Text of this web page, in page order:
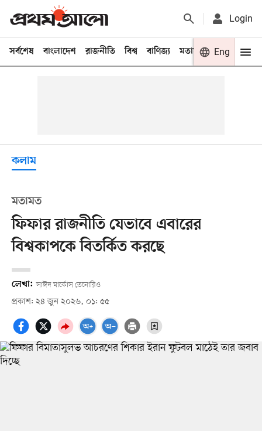
Login
সর্বশেষ বাংলাদেশ রাজনীতি বিশ্ব বাণিজ্য মতামত খেলা
Eng
কলাম
মতামত
ফিফার রাজনীতি যেভাবে এবারের
বিশ্বকাপকে বিতর্কিত করছে
লেখা: সাঈদ মার্কোস তেনোরিও
প্রকাশ: ২৪ জুন ২০২৬, ০১: ৫৫